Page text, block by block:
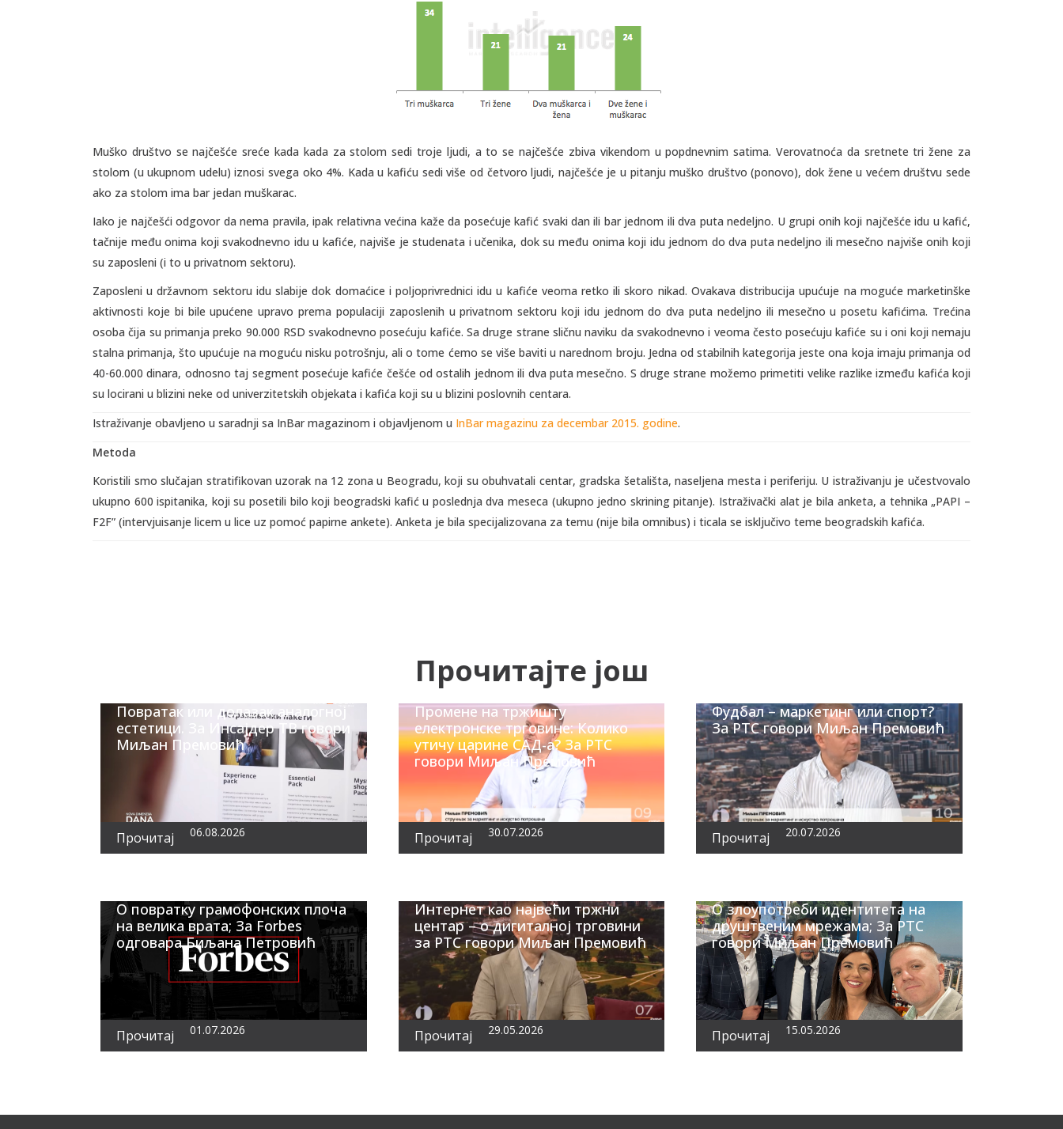
Muško društvo se najčešće sreće kada kada za stolom sedi troje ljudi, a to se najčešće zbiva vikendom u popdnevnim satima. Verovatnoća da sretnete tri žene za
stolom (u ukupnom udelu) iznosi svega oko 4%. Kada u kafiću sedi više od četvoro ljudi, najčešće je u pitanju muško društvo (ponovo), dok žene u većem društvu sede
ako za stolom ima bar jedan muškarac.
Iako je najčešći odgovor da nema pravila, ipak relativna većina kaže da posećuje kafić svaki dan ili bar jednom ili dva puta nedeljno. U grupi onih koji najčešće idu u kafić,
tačnije među onima koji svakodnevno idu u kafiće, najviše je studenata i učenika, dok su među onima koji idu jednom do dva puta nedeljno ili mesečno najviše onih koji
su zaposleni (i to u privatnom sektoru).
Zaposleni u državnom sektoru idu slabije dok domaćice i poljoprivrednici idu u kafiće veoma retko ili skoro nikad. Ovakava distribucija upućuje na moguće marketinške
aktivnosti koje bi bile upućene upravo prema populaciji zaposlenih u privatnom sektoru koji idu jednom do dva puta nedeljno ili mesečno u posetu kafićima. Trećina
osoba čija su primanja preko 90.000 RSD svakodnevno posećuju kafiće. Sa druge strane sličnu naviku da svakodnevno i veoma često posećuju kafiće su i oni koji nemaju
stalna primanja, što upućuje na moguću nisku potrošnju, ali o tome ćemo se više baviti u narednom broju. Jedna od stabilnih kategorija jeste ona koja imaju primanja od
40-60.000 dinara, odnosno taj segment posećuje kafiće češće od ostalih jednom ili dva puta mesečno. S druge strane možemo primetiti velike razlike između kafića koji
su locirani u blizini neke od univerzitetskih objekata i kafića koji su u blizini poslovnih centara.
Istraživanje obavljeno u saradnji sa InBar magazinom i objavljenom u InBar magazinu za decembar 2015. godine.
Metoda
Koristili smo slučajan stratifikovan uzorak na 12 zona u Beogradu, koji su obuhvatali centar, gradska šetališta, naseljena mesta i periferiju. U istraživanju je učestvovalo
ukupno 600 ispitanika, koji su posetili bilo koji beogradski kafić u poslednja dva meseca (ukupno jedno skrining pitanje). Istraživački alat je bila anketa, a tehnika „PAPI –
F2F” (intervjuisanje licem u lice uz pomoć papirne ankete). Anketa je bila specijalizovana za temu (nije bila omnibus) i ticala se isključivo teme beogradskih kafića.
Прочитајте још
Повратак или долазак аналогној
естетици. За Инсајдер ТВ говори
Миљан Премовић
Прочитај 06.08.2026
Промене на тржишту
електронске трговине: Колико
утичу царине САД-а? За РТС
говори Миљан Премовић
Прочитај 30.07.2026
Фудбал – маркетинг или спорт?
За РТС говори Миљан Премовић
Прочитај 20.07.2026
О повратку грамофонских плоча
на велика врата; За Forbes
одговара Биљана Петровић
Прочитај 01.07.2026
Интернет као највећи тржни
центар – о дигиталној трговини
за РТС говори Миљан Премовић
Прочитај 29.05.2026
О злоупотреби идентитета на
друштвеним мрежама; За РТС
говори Миљан Премовић
Прочитај 15.05.2026